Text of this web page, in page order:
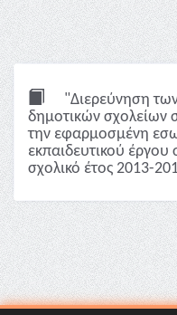
"Διερεύνηση
δημοτικών σχολείων
την εφαρμοσμένη
εκπαιδευτικού
σχολικό έτος 2013-